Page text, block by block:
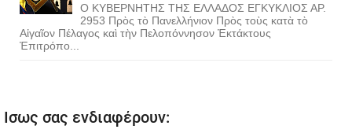
Ο ΚΥΒΕΡΝΗΤΗΣ ΤΗΣ ΕΛΛΑΔΟΣ ΕΓΚΥΚΛΙΟΣ ΑΡ.
2953 Πρὸς τὸ Πανελλήνιον Πρὸς τοὺς κατὰ τὸ
Αἰγαῖον Πέλαγος καὶ τὴν Πελοπόννησον Ἐκτάκτους
Ἐπιτρόπο...